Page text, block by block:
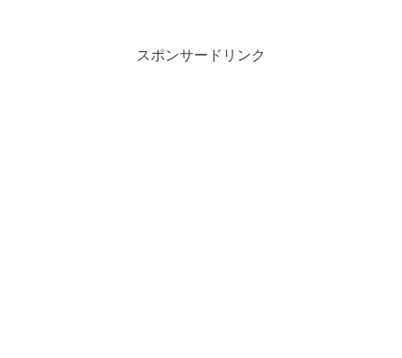
スポンサードリンク